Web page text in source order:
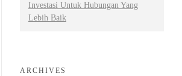
Investasi Untuk Hubungan Yang
Lebih Baik
ARCHIVES